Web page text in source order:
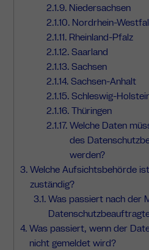
Niedersachsen
Nordrhein-
Rheinland-Pfalz
Saarland
Sachsen
Sachsen-Anhalt
Schleswig-
Thüringen
Welche Daten
des
werden?
Welche Aufsichtsbehörde
zuständig?
Was passiert nach der
Was passiert, wenn der
nicht gemeldet wird?